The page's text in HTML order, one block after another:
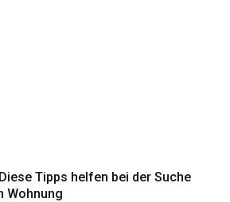
Tipps helfen bei der Suche
Wohnung